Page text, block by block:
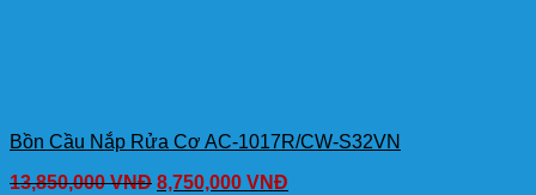
Bồn Cầu Nắp Rửa Cơ AC-1017R/CW-S32VN
13,850,000VNĐ 8,750,000 VNĐ